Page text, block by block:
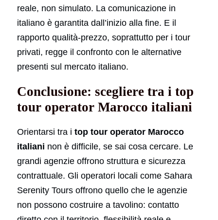
reale, non simulato. La comunicazione in
italiano è garantita dall’inizio alla fine. E il
rapporto qualità-prezzo, soprattutto per i tour
privati, regge il confronto con le alternative
presenti sul mercato italiano.
Conclusione: scegliere tra i top
tour operator Marocco italiani
Orientarsi tra i top tour operator Marocco
italiani non è difficile, se sai cosa cercare. Le
grandi agenzie offrono struttura e sicurezza
contrattuale. Gli operatori locali come Sahara
Serenity Tours offrono quello che le agenzie
non possono costruire a tavolino: contatto